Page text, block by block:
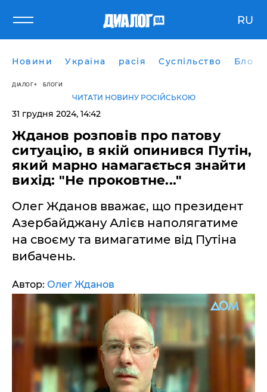
RU
Новини Україна расія Суспільство Блоги
ДІАЛОГ БЛОГИ
ЧИТАТИ НОВИНУ РОСІЙСЬКОЮ
31 грудня 2024, 14:42
Жданов розповів про патову
ситуацію, в якій опинився Путін,
який марно намагається знайти
вихід: "Не проковтне..."
Олег Жданов вважає, що президент
Азербайджану Алієв наполягатиме
на своєму та вимагатиме від Путіна
вибачень.
Автор: Олег Жданов